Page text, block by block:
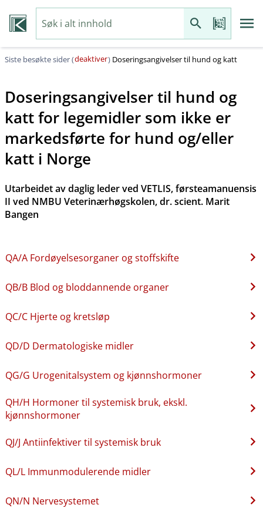
Siste besøkte sider (deaktiver) Doseringsangivelser til hund og katt
Doseringsangivelser til hund og
katt for legemidler som ikke er
markedsførte for hund og​/​eller
katt i Norge
Utarbeidet av daglig leder ved VETLIS, førsteamanuensis
II ved NMBU Veterinærhøgskolen, dr. scient. Marit
Bangen
QA​/​A Fordøyelsesorganer og stoffskifte
QB​/​B Blod og bloddannende organer
QC​/​C Hjerte og kretsløp
QD​/​D Dermatologiske midler
QG​/​G Urogenitalsystem og kjønnshormoner
QH​/​H Hormoner til systemisk bruk, ekskl.
kjønnshormoner
QJ​/​J Antiinfektiver til systemisk bruk
QL​/​L Immunmodulerende midler
QN​/​N Nervesystemet